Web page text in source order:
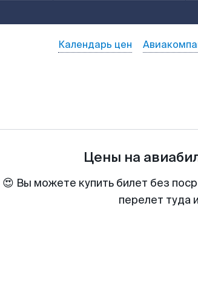
Календарь цен
Цены на
😍 Вы можете купить билет без
перелет туда